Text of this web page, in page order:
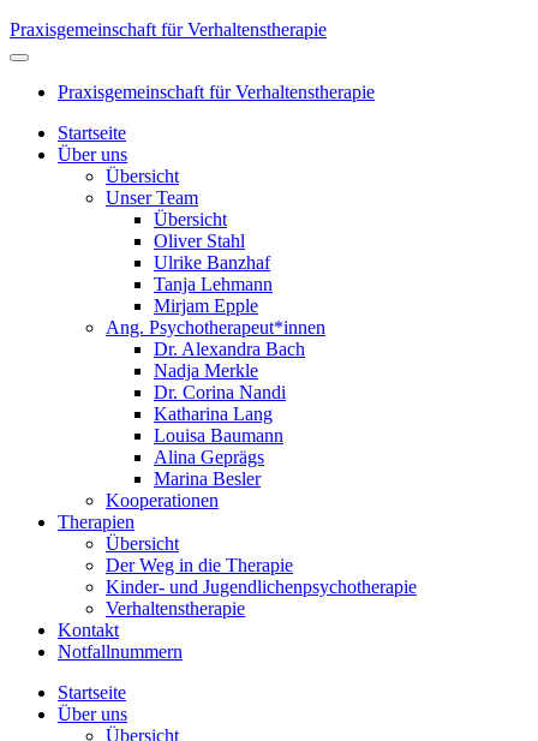
Praxisgemeinschaft für Verhaltenstherapie
Praxisgemeinschaft für Verhaltenstherapie
Startseite
Über uns
Übersicht
Unser Team
Übersicht
Oliver Stahl
Ulrike Banzhaf
Tanja Lehmann
Mirjam Epple
Ang. Psychotherapeut*innen
Dr. Alexandra Bach
Nadja Merkle
Dr. Corina Nandi
Katharina Lang
Louisa Baumann
Alina Geprägs
Marina Besler
Kooperationen
Therapien
Übersicht
Der Weg in die Therapie
Kinder- und Jugendlichenpsychotherapie
Verhaltenstherapie
Kontakt
Notfallnummern
Startseite
Über uns
Übersicht